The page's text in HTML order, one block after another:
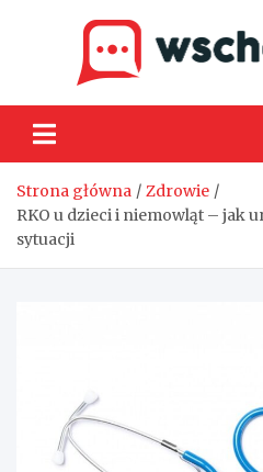
Strona główna
Zdrowie
RKO u dzieci i niemowląt – jak
sytuacji